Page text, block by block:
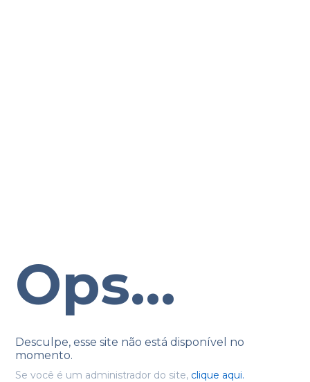
Ops...
Desculpe, esse site não está disponível no
momento.
Se você é um administrador do site, clique aqui.